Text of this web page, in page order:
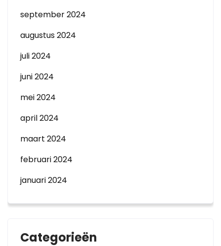
september 2024
augustus 2024
juli 2024
juni 2024
mei 2024
april 2024
maart 2024
februari 2024
januari 2024
Categorieën